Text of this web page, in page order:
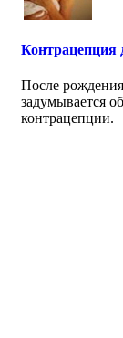
После
задумывается
контрацепции.